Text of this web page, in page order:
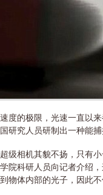
度的极限，光速一直以
研究人员研制出一种能
级相机其貌不扬，只有
院科研人员向记者介绍
物体内部的光子，因此